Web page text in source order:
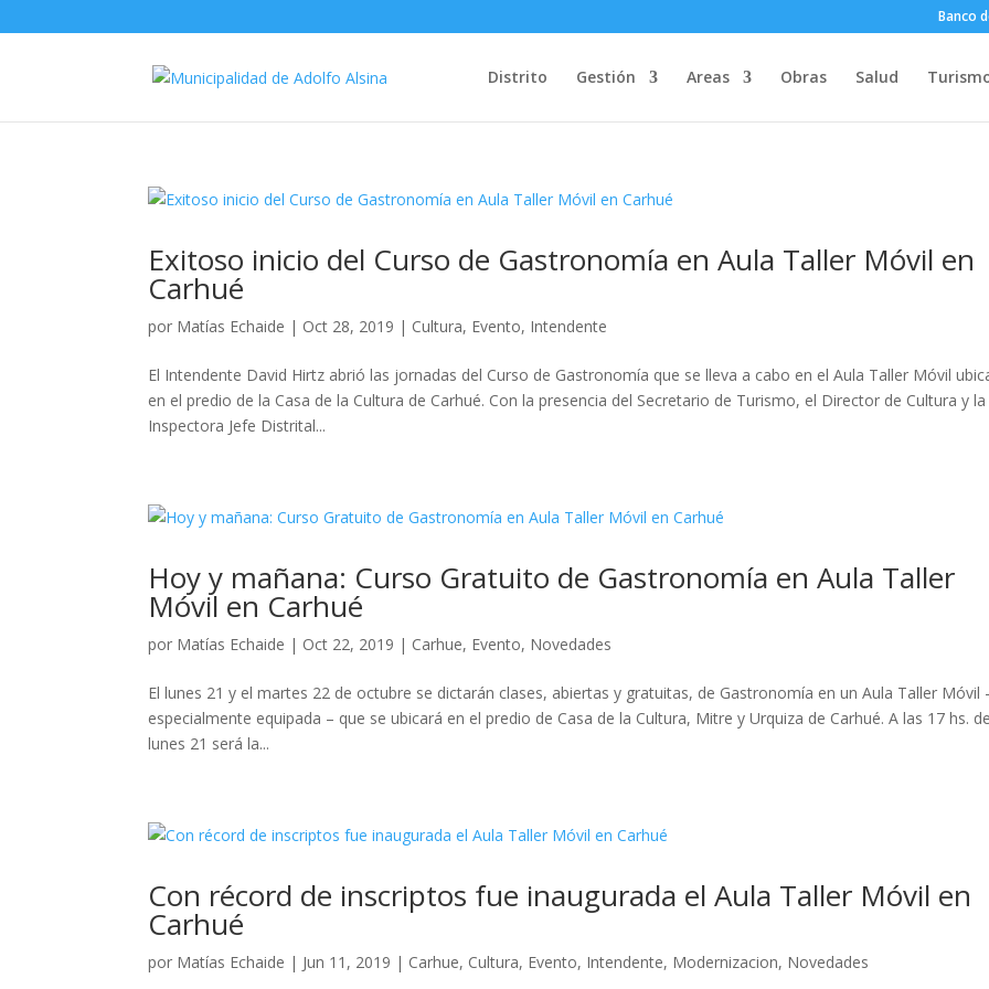
Banco
Distrito Gestión Areas Obras Salud
Exitoso inicio del Curso de Gastronomía en Aula Taller Móvil en
Carhué
por Matías Echaide | Oct 28, 2019 | Cultura, Evento, Intendente
El Intendente David Hirtz abrió las jornadas del Curso de Gastronomía que se lleva a cabo en el Aula Taller Móvil
en el predio de la Casa de la Cultura de Carhué. Con la presencia del Secretario de Turismo, el Director de Cultura y la
Inspectora Jefe Distrital...
Hoy y mañana: Curso Gratuito de Gastronomía en Aula Taller
Móvil en Carhué
por Matías Echaide | Oct 22, 2019 | Carhue, Evento, Novedades
El lunes 21 y el martes 22 de octubre se dictarán clases, abiertas y gratuitas, de Gastronomía en un Aula Taller Móvil
especialmente equipada – que se ubicará en el predio de Casa de la Cultura, Mitre y Urquiza de Carhué. A las 17 hs.
lunes 21 será la...
Con récord de inscriptos fue inaugurada el Aula Taller Móvil en
Carhué
por Matías Echaide | Jun 11, 2019 | Carhue, Cultura, Evento, Intendente, Modernizacion, Novedades